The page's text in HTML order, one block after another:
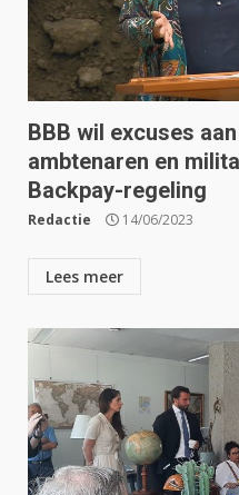
BBB wil excuses
ambtenaren en
Backpay-regeling
Redactie 14/06/2023
Lees meer